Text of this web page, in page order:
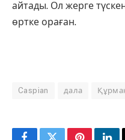
айтады. Ол жерге
өртке ораған.
Caspian дала